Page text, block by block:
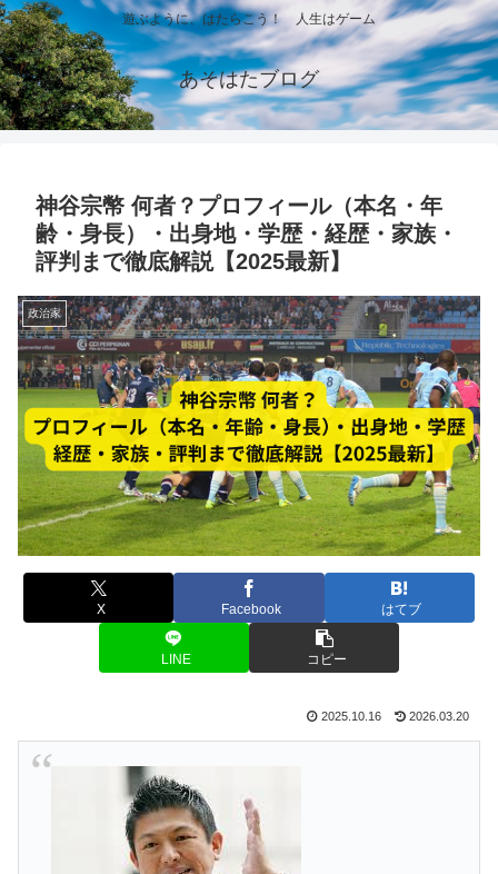
遊ぶように、はたらこう！ 人生はゲーム
あそはたブログ
神谷宗幣 何者？プロフィール（本名・年
齢・身長）・出身地・学歴・経歴・家族・
評判まで徹底解説【2025最新】
政治家
X Facebook はてブ
LINE コピー
2025.10.16 2026.03.20